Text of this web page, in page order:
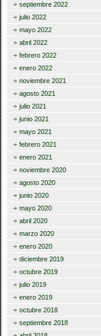
septiembre 2022
julio 2022
mayo 2022
abril 2022
febrero 2022
enero 2022
noviembre 2021
agosto 2021
julio 2021
junio 2021
mayo 2021
febrero 2021
enero 2021
noviembre 2020
agosto 2020
junio 2020
mayo 2020
abril 2020
marzo 2020
enero 2020
diciembre 2019
octubre 2019
julio 2019
enero 2019
octubre 2018
septiembre 2018